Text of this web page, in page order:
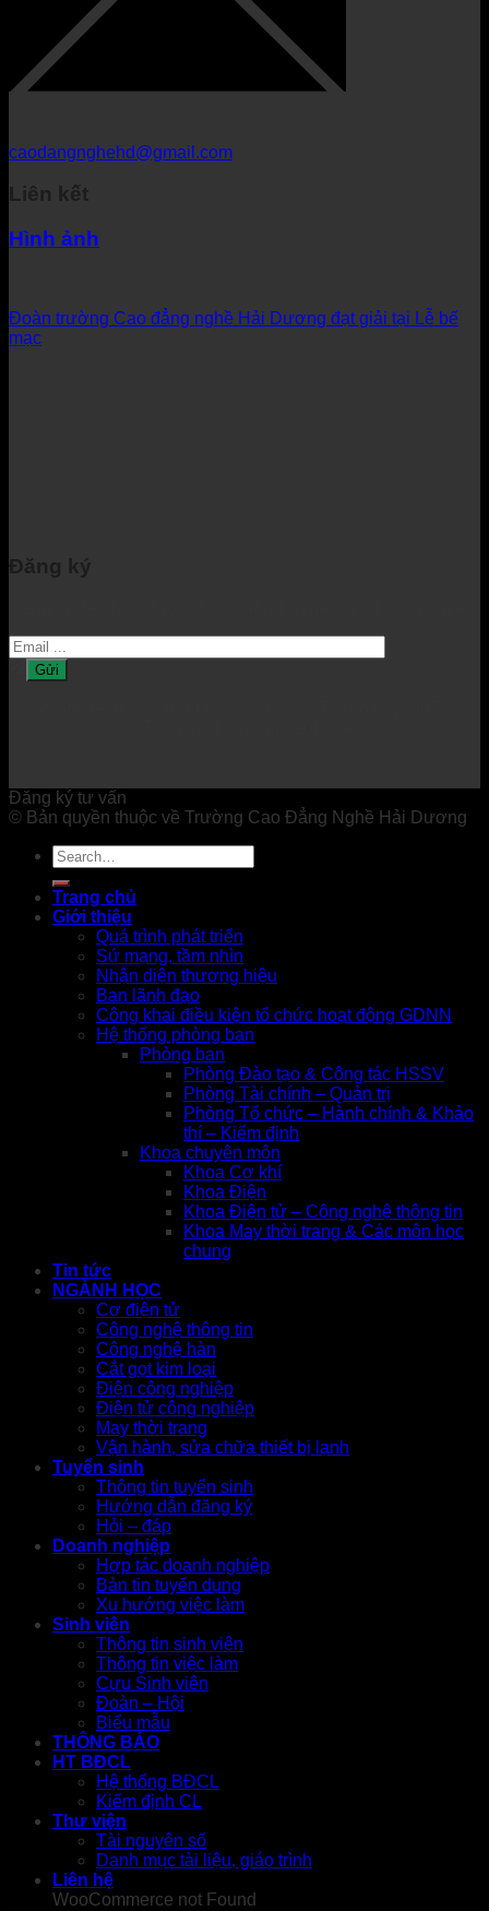
caodangnghehd@gmail.com
Liên kết
Hình ảnh
Đoàn trường Cao đẳng nghề Hải Dương đạt giải tại Lễ bế
mạc
Đăng ký
Đăng ký tư vấn
© Bản quyền thuộc về Trường Cao Đẳng Nghề Hải Dương
Trang chủ
Giới thiệu
Quá trình phát triển
Sứ mạng, tầm nhìn
Nhận diện thương hiệu
Ban lãnh đạo
Công khai điều kiện tổ chức hoạt động GDNN
Hệ thống phòng ban
Phòng ban
Phòng Đào tạo & Công tác HSSV
Phòng Tài chính – Quản trị
Phòng Tổ chức – Hành chính & Khảo
thí – Kiểm định
Khoa chuyên môn
Khoa Cơ khí
Khoa Điện
Khoa Điện tử – Công nghệ thông tin
Khoa May thời trang & Các môn học
chung
Tin tức
NGÀNH HỌC
Cơ điện tử
Công nghệ thông tin
Công nghệ hàn
Cắt gọt kim loại
Điện công nghiệp
Điện tử công nghiệp
May thời trang
Vận hành, sửa chữa thiết bị lạnh
Tuyển sinh
Thông tin tuyển sinh
Hướng dẫn đăng ký
Hỏi – đáp
Doanh nghiệp
Hợp tác doanh nghiệp
Bản tin tuyển dụng
Xu hướng việc làm
Sinh viên
Thông tin sinh viên
Thông tin việc làm
Cựu Sinh viên
Đoàn – Hội
Biểu mẫu
THÔNG BÁO
HT BĐCL
Hệ thống BĐCL
Kiểm định CL
Thư viện
Tài nguyên số
Danh mục tài liệu, giáo trình
Liên hệ
WooCommerce not Found